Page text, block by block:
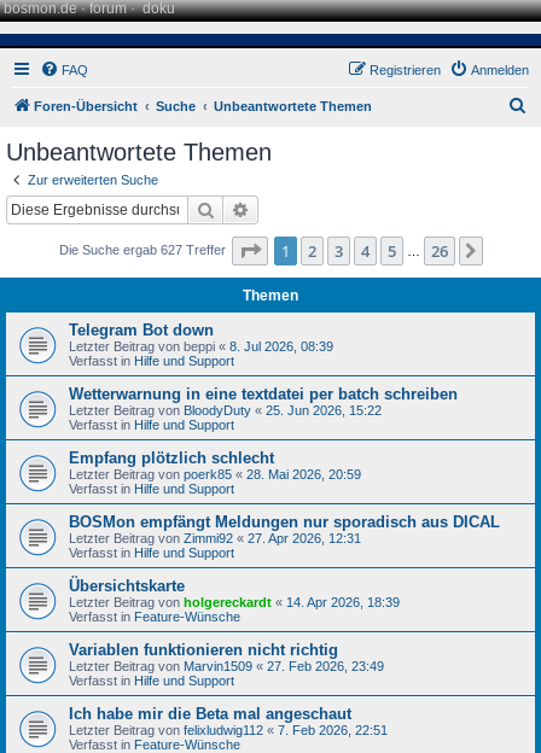
bosmon.de·forum·doku
FAQ Anmelden
Registrieren
Foren-Übersicht Suche Unbeantwortete Themen
Unbeantwortete Themen
Zur erweiterten Suche
Suche
Die Suche ergab 627 Treffer Seite 1von 26
1 2 3 4 5 26
Themen
Telegram Bot down
Letzter Beitrag von beppi « 8. Jul 2026, 08:39
Verfasst in Hilfe und Support
Wetterwarnung in eine textdatei per batch schreiben
Letzter Beitrag von BloodyDuty « 25. Jun 2026, 15:22
Verfasst in Hilfe und Support
Empfang plötzlich schlecht
Letzter Beitrag von poerk85 « 28. Mai 2026, 20:59
Verfasst in Hilfe und Support
BOSMon empfängt Meldungen nur sporadisch aus DICAL
Letzter Beitrag von Zimmi92 « 27. Apr 2026, 12:31
Verfasst in Hilfe und Support
Übersichtskarte
Letzter Beitrag von holgereckardt « 14. Apr 2026, 18:39
Verfasst in Feature-Wünsche
Variablen funktionieren nicht richtig
Letzter Beitrag von Marvin1509 « 27. Feb 2026, 23:49
Verfasst in Hilfe und Support
Ich habe mir die Beta mal angeschaut
Letzter Beitrag von felixludwig112 « 7. Feb 2026, 22:51
Verfasst in Feature-Wünsche